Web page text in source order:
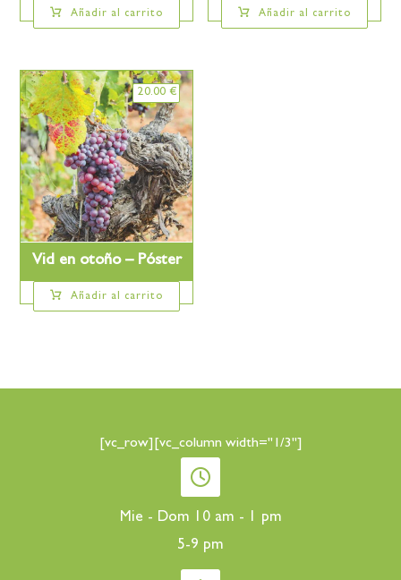
Añadir al carrito Añadir al carrito
Vid en otoño – Póster
20.00 €
Añadir al carrito
[vc_row][vc_column width="1/3"]
Mie - Dom 10 am - 1 pm
5-9 pm